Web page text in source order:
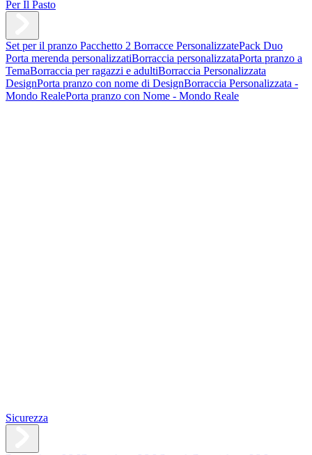
Per Il Pasto
Set per il pranzo Pacchetto 2 Borracce PersonalizzatePack Duo
Porta merenda personalizzatiBorraccia personalizzataPorta pranzo a
TemaBorraccia per ragazzi e adultiBorraccia Personalizzata
DesignPorta pranzo con nome di DesignBorraccia Personalizzata -
Mondo RealePorta pranzo con Nome - Mondo Reale
Sicurezza